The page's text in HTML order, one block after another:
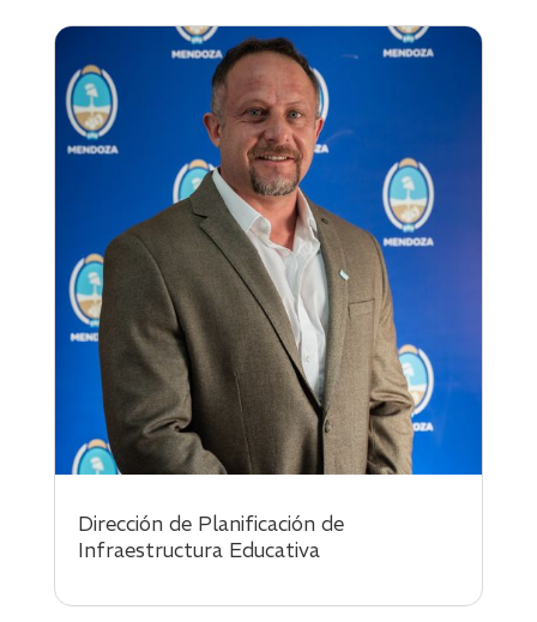
Dirección de Planificación de
Infraestructura Educativa